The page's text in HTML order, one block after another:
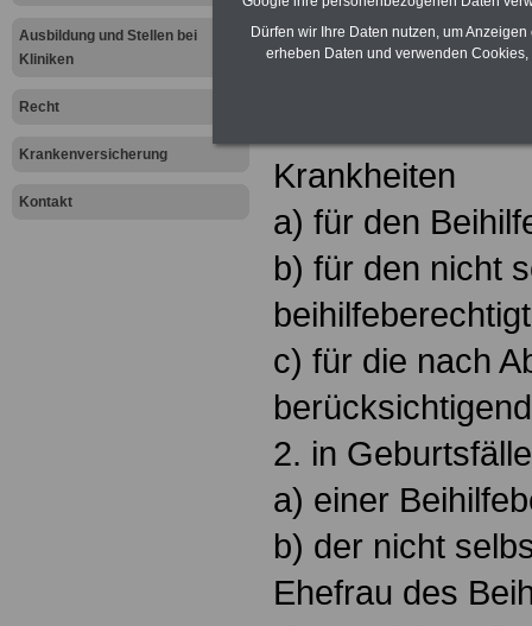
Ausbildung und Stellen bei
Kliniken
Recht
Krankenversicherung
Kontakt
die erwachsen
Krankheiten
a) für den
b) für den nicht
c) für die nach
2. in
a) einer
b) der nicht
Ehefrau des
Dürfen wir Ihre Daten nutzen, um
erheben Daten und verwenden